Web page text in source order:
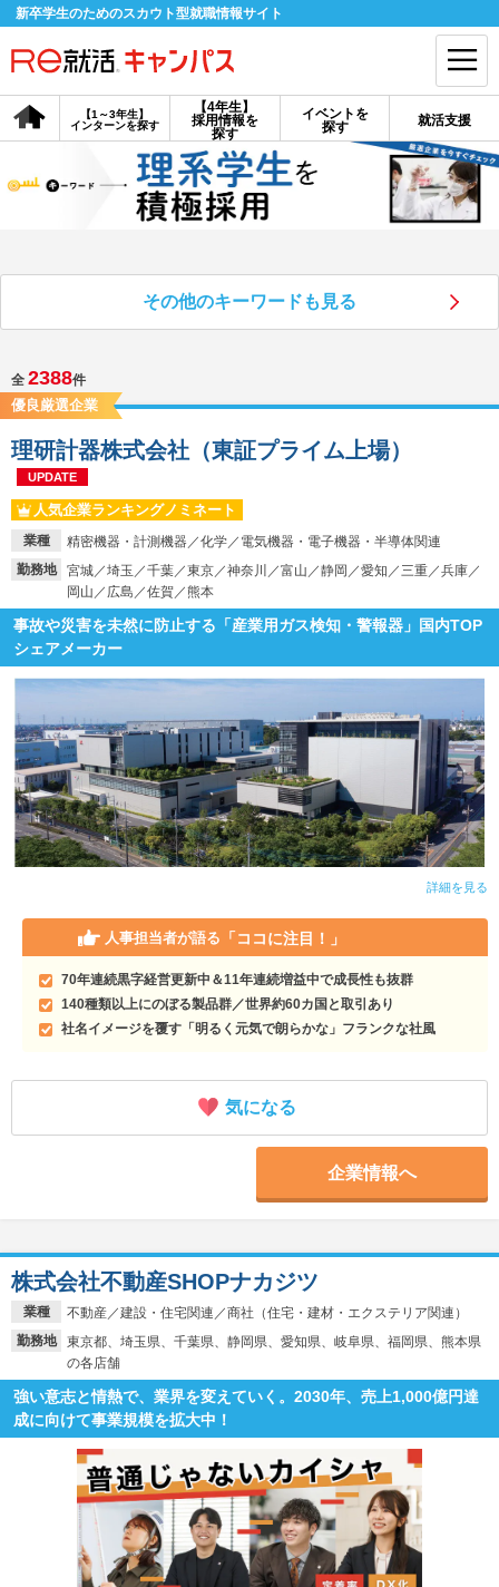
新卒学生のためのスカウト型就職情報サイト
【4年生】
採用情報を
探す
【1～3年生】
インターンを探す
イベントを
探す
就活支援
会員登録 ログイン
会員ID・パスワードを忘れた方はこちら
採用情報を探す
説明会を探す
インターンを探す
イベントを探す スカウト お知らせ
就活ノウハウ・サポート
就活支援
就活ノウハウが満載！
就活コラム
お役立ち記事・相談室など
適職診断
あなたに合う仕事を診断！
就活チャンネル
就活時事ニュースを更新 不明点があればこちら
その他のキーワードも見る
全 2388件
優良厳選企業
業種
精密機器・計測機器／化学／電気機器・電子機器・半導体関連
勤務地
宮城／埼玉／千葉／東京／神奈川／富山／静岡／愛知／三重／兵庫／
岡山／広島／佐賀／熊本
理研計器株式会社（東証プライム上場）
UPDATE
人気企業ランキングノミネート
事故や災害を未然に防止する「産業用ガス検知・警報器」国内TOP
シェアメーカー
詳細を見る
人事担当者が語る 「ココに注目！」
70年連続黒字経営更新中＆11年連続増益中で成長性も抜群
140種類以上にのぼる製品群／世界約60カ国と取引あり
社名イメージを覆す「明るく元気で朗らかな」フランクな社風
気になる
企業情報へ
業種
不動産／建設・住宅関連／商社（住宅・建材・エクステリア関連）
勤務地
東京都、埼玉県、千葉県、静岡県、愛知県、岐阜県、福岡県、熊本県
の各店舗
株式会社不動産SHOPナカジツ
強い意志と情熱で、業界を変えていく。2030年、売上1,000億円達
成に向けて事業規模を拡大中！